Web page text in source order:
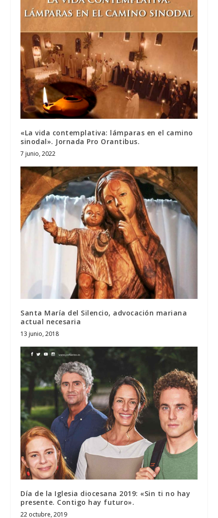
«La vida contemplativa: lámparas en el camino
sinodal». Jornada Pro Orantibus.
7 junio, 2022
Santa María del Silencio, advocación mariana
actual necesaria
13 junio, 2018
Día de la Iglesia diocesana 2019: «Sin ti no hay
presente. Contigo hay futuro».
22 octubre, 2019